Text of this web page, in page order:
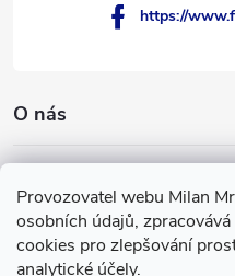
Provozovatel webu Milan
osobních údajů,
cookies pro zlepšování
analytické účely.
O nás
Facebook
https://